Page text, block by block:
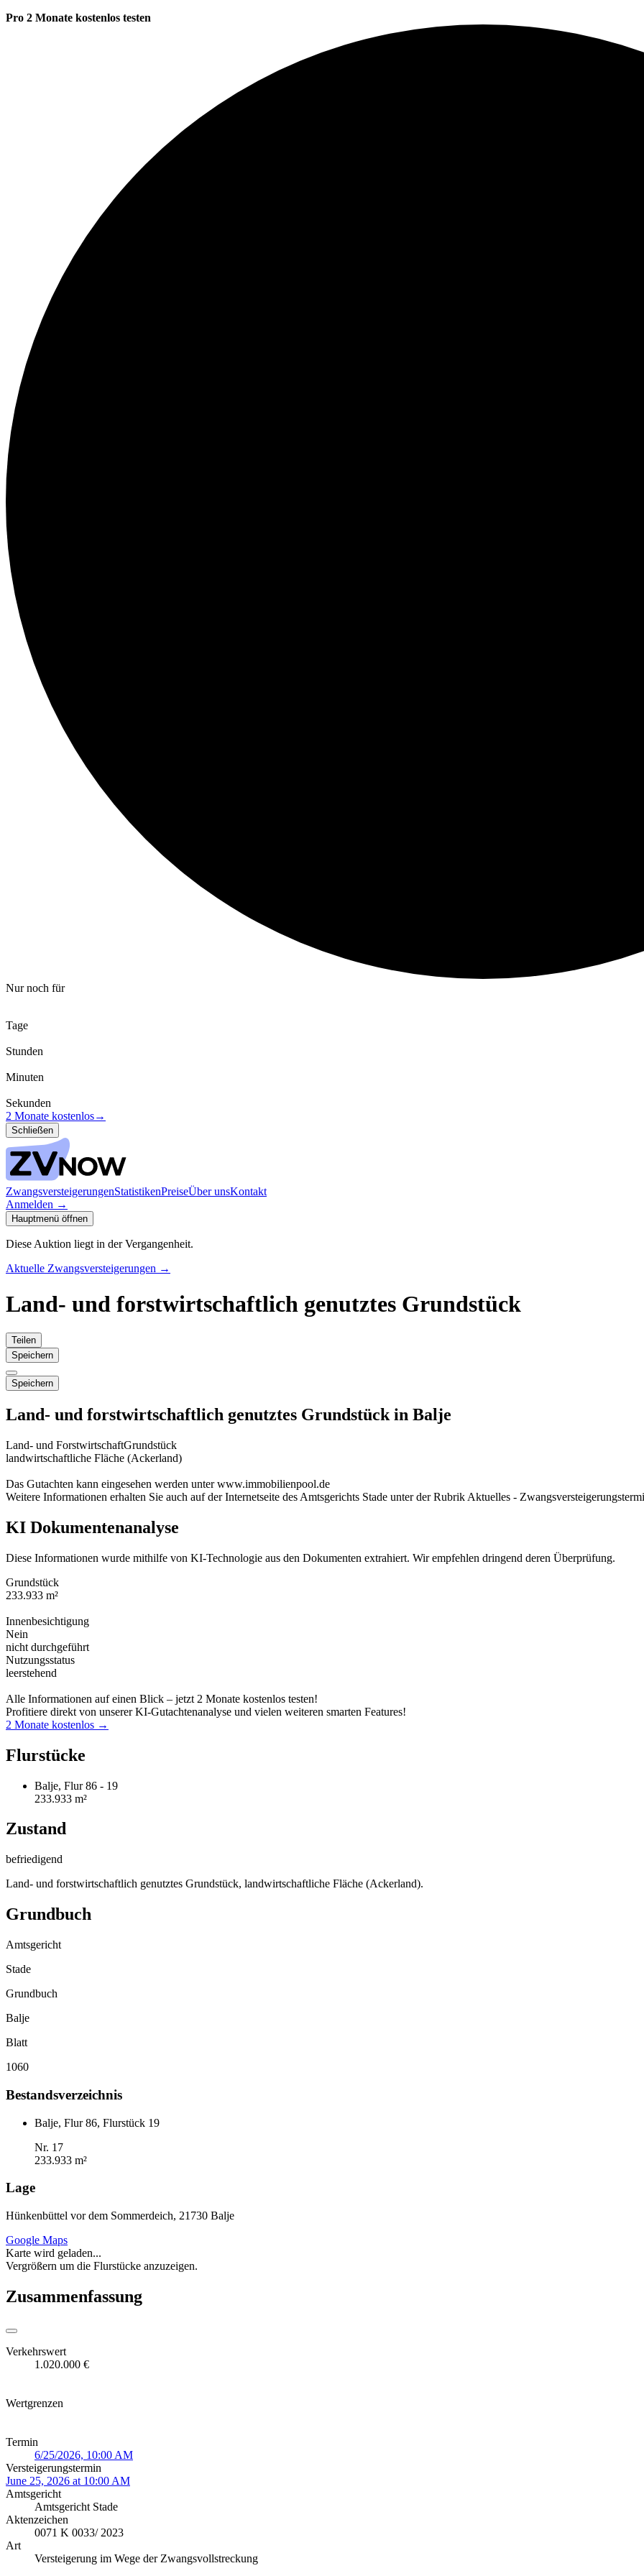
Pro 2 Monate kostenlos testen
Nur noch für
Tage
Stunden
Minuten
Sekunden
2 Monate kostenlos→
Schließen
ZwangsversteigerungenStatistikenPreiseÜber unsKontakt
Anmelden →
Hauptmenü öffnen
Diese Auktion liegt in der Vergangenheit.
Aktuelle Zwangsversteigerungen →
Land- und forstwirtschaftlich genutztes Grundstück
Teilen
Speichern
Speichern
Land- und forstwirtschaftlich genutztes Grundstück in Balje
Land- und ForstwirtschaftGrundstück
landwirtschaftliche Fläche (Ackerland)
Das Gutachten kann eingesehen werden unter www.immobilienpool.de
Weitere Informationen erhalten Sie auch auf der Internetseite des Amtsgerichts Stade unter der Rubrik Aktuelles -
KI Dokumentenanalyse
Diese Informationen wurde mithilfe von KI-Technologie aus den Dokumenten extrahiert. Wir empfehlen dringend deren Überprüfung.
Grundstück
233.933 m²
Innenbesichtigung
Nein
nicht durchgeführt
Nutzungsstatus
leerstehend
Alle Informationen auf einen Blick – jetzt 2 Monate kostenlos testen!
Profitiere direkt von unserer KI-Gutachtenanalyse und vielen weiteren smarten Features!
2 Monate kostenlos →
Flurstücke
Balje, Flur 86 - 19
233.933 m²
Zustand
befriedigend
Land- und forstwirtschaftlich genutztes Grundstück, landwirtschaftliche Fläche (Ackerland).
Grundbuch
Amtsgericht
Stade
Grundbuch
Balje
Blatt
1060
Bestandsverzeichnis
Balje, Flur 86, Flurstück 19
Nr. 17
233.933 m²
Lage
Hünkenbüttel vor dem Sommerdeich, 21730 Balje
Google Maps
Karte wird geladen...
Vergrößern um die Flurstücke anzuzeigen.
Zusammenfassung
Verkehrswert
1.020.000 €
Wertgrenzen
Termin
6/25/2026, 10:00 AM
Versteigerungstermin
June 25, 2026 at 10:00 AM
Amtsgericht
Amtsgericht Stade
Aktenzeichen
0071 K 0033/ 2023
Art
Versteigerung im Wege der Zwangsvollstreckung